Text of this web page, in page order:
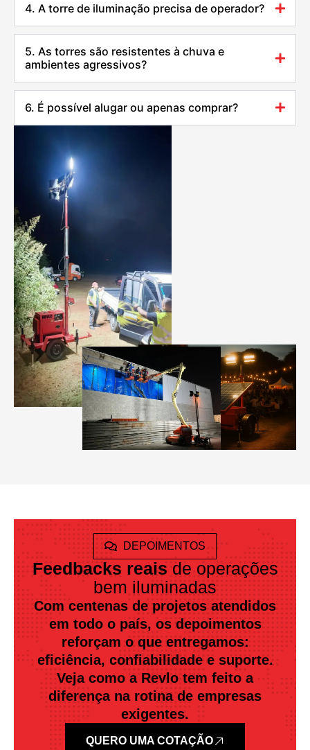
4. A torre de iluminação precisa de operador?
5. As torres são resistentes à chuva e
ambientes agressivos?
6. É possível alugar ou apenas comprar?
DEPOIMENTOS
Feedbacks reaisde operações
bem iluminadas
Com centenas de projetos atendidos
em todo o país, os depoimentos
reforçam o que entregamos:
eficiência, confiabilidade e suporte.
Veja como a Revlo tem feito a
diferença na rotina de empresas
exigentes.
QUERO UMA COTAÇÃO